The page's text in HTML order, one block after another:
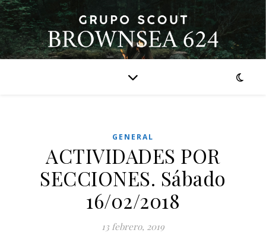
GENERAL
ACTIVIDADES POR
SECCIONES. Sábado
16/02/2018
13 febrero, 2019